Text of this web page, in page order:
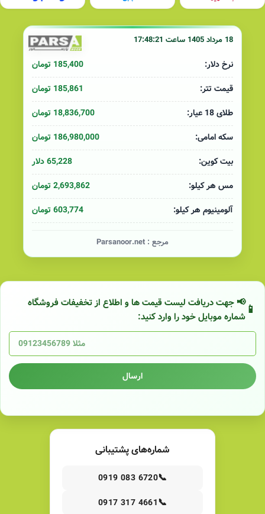
18 مرداد 1405 ساعت 17:48:21
نرخ دلار:
185,400 تومان
قیمت تتر:
185,861 تومان
طلای 18 عیار:
18,836,700 تومان
سکه امامی:
186,980,000 تومان
بیت کوین:
65,228 دلار
مس هر کیلو:
2,693,862 تومان
آلومینیوم هر کیلو:
603,774 تومان
مرجع : Parsanoor.net
📢 جهت دریافت لیست قیمت ها و اطلاع از تخفیفات فروشگاه
شماره موبایل خود را وارد کنید:
ارسال
شماره‌های پشتیبانی
📞
0919 083 6720
📞
0917 317 4661